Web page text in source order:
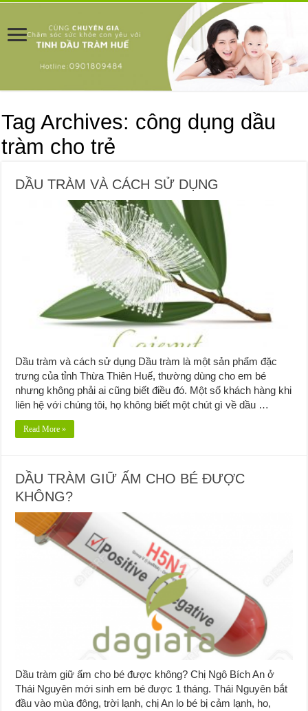
Tag Archives: công dụng dầu
tràm cho trẻ
DẦU TRÀM VÀ CÁCH SỬ DỤNG
Dầu tràm và cách sử dụng Dầu tràm là một sản phẩm đặc
trưng của tỉnh Thừa Thiên Huế, thường dùng cho em bé
nhưng không phải ai cũng biết điều đó. Một số khách hàng khi
liên hệ với chúng tôi, họ không biết một chút gì về dầu …
Read More »
DẦU TRÀM GIỮ ẤM CHO BÉ ĐƯỢC
KHÔNG?
Dầu tràm giữ ấm cho bé được không? Chị Ngô Bích An ở
Thái Nguyên mới sinh em bé được 1 tháng. Thái Nguyên bắt
đầu vào mùa đông, trời lạnh, chị An lo bé bị cảm lạnh, ho,